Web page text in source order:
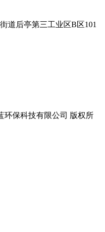
道后亭第三工业区B区101
环保科技有限公司 版权所